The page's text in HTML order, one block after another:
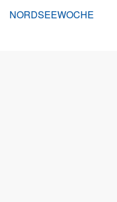
NORDSEEWOCHE